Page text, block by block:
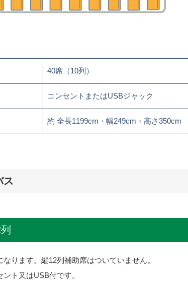
40席（10列）
コンセントまたはUSBジャック
約 全長1199cm・幅249cm・高さ350cm
ス
ります。縦12列補助席はついていません。
ト又はUSB付です。